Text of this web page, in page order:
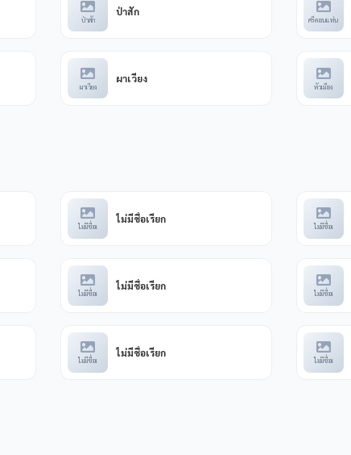
ป่าสัก
ป่าสัก
ศรีดอนแท่น
ผาเวียง
ผาเวียง
หัวเมือง
ไม่มีชื่อเ
ไม่มีชื่อเรียก
ไม่มีชื่อเ
ไม่มีชื่อเ
ไม่มีชื่อเรียก
ไม่มีชื่อเ
ไม่มีชื่อเ
ไม่มีชื่อเรียก
ไม่มีชื่อเ